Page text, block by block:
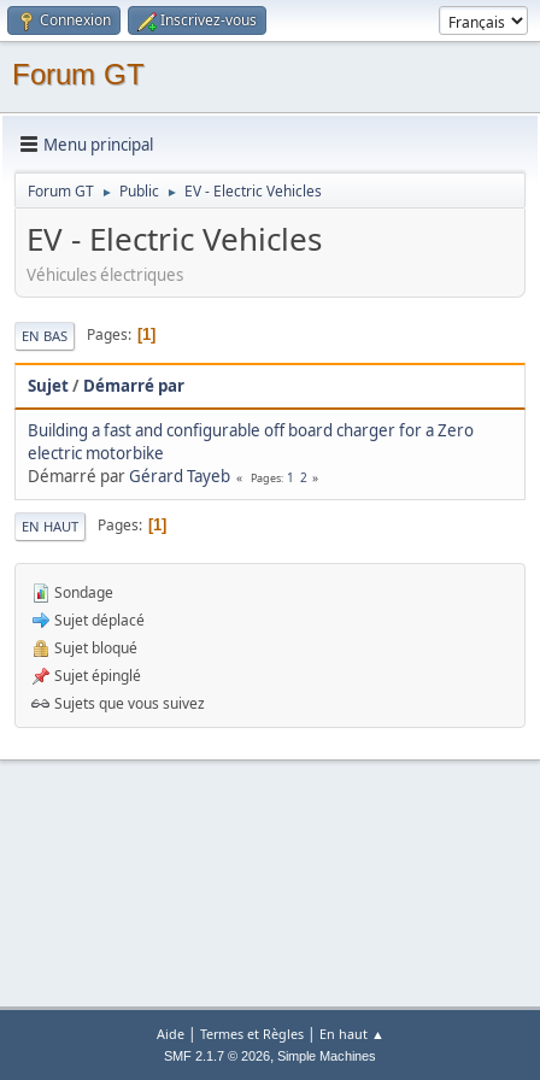
Connexion Inscrivez-vous
Forum GT
Menu principal
Forum GT ► Public ► EV - Electric Vehicles
EV - Electric Vehicles
Véhicules électriques
EN BAS Pages 1
Sujet/ Démarré par
Building a fast and configurable off board charger for a Zero
electric motorbike
Démarré parGérard Tayeb Pages 1 2
EN HAUT Pages 1
Sondage
Sujet déplacé
Sujet bloqué
Sujet épinglé
Sujets que vous suivez
Aide| Termes et Règles| En haut ▲
SMF 2.1.7 © 2026, Simple Machines